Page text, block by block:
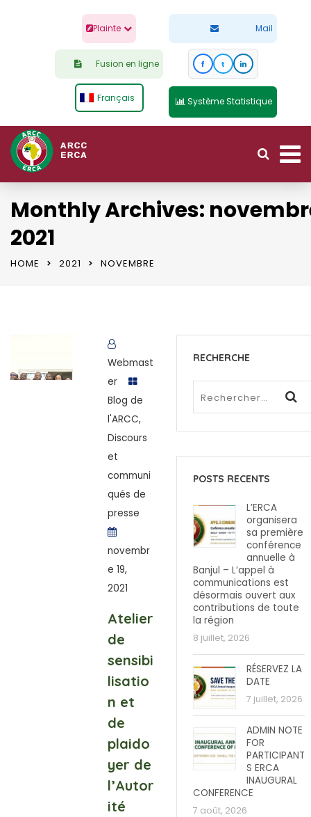
Mail
Plainte
Fusion en ligne
Français
f t in
Système Statistique
Monthly Archives:
2021
HOME 2021 NOVEMBRE
Webmast
er
Blog de
l'ARCC,
Discours
et
communi
qués de
presse
novembr
e 19,
2021
Atelier
de
sensibi
lisatio
n et
de
plaido
yer de
l’Autor
ité
RECHERCHE
POSTS RECENTS
L’ERCA
organisera
sa première
conférence
annuelle à
Banjul – L’appel à
communications est
désormais ouvert aux
contributions de toute
la région
8 juillet, 2026
RÉSERVEZ LA
DATE
7 juillet, 2026
ADMIN NOTE
FOR
PARTICIPANT
S ERCA
INAUGURAL
CONFERENCE
7 août, 2026